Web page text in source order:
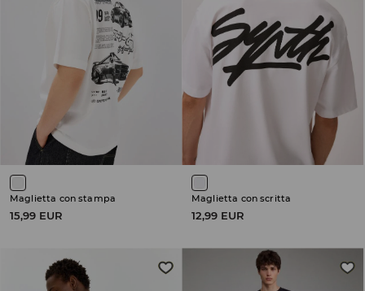
Maglietta con stampa
15,99 EUR
Maglietta con scritta
12,99 EUR